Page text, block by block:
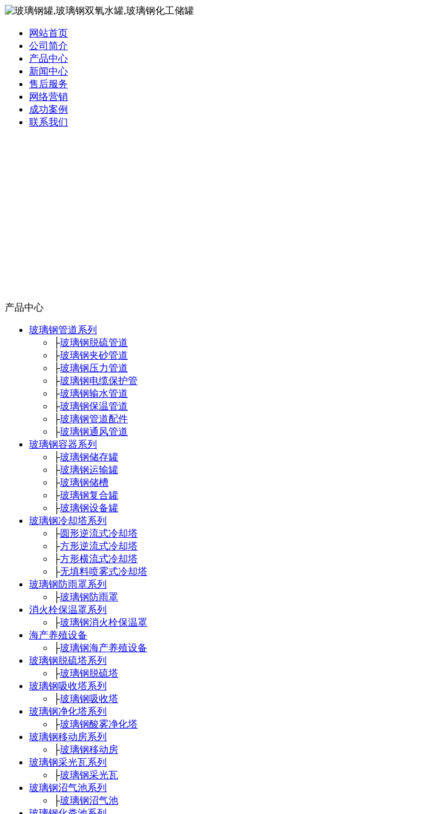
网站首页
公司简介
产品中心
新闻中心
售后服务
网络营销
成功案例
联系我们
产品中心
玻璃钢管道系列
├玻璃钢脱硫管道
├玻璃钢夹砂管道
├玻璃钢压力管道
├玻璃钢电缆保护管
├玻璃钢输水管道
├玻璃钢保温管道
├玻璃钢管道配件
├玻璃钢通风管道
玻璃钢容器系列
├玻璃钢储存罐
├玻璃钢运输罐
├玻璃钢储槽
├玻璃钢复合罐
├玻璃钢设备罐
玻璃钢冷却塔系列
├圆形逆流式冷却塔
├方形逆流式冷却塔
├方形横流式冷却塔
├无填料喷雾式冷却塔
玻璃钢防雨罩系列
├玻璃钢防雨罩
消火栓保温罩系列
├玻璃钢消火栓保温罩
海产养殖设备
├玻璃钢海产养殖设备
玻璃钢脱硫塔系列
├玻璃钢脱硫塔
玻璃钢吸收塔系列
├玻璃钢吸收塔
玻璃钢净化塔系列
├玻璃钢酸雾净化塔
玻璃钢移动房系列
├玻璃钢移动房
玻璃钢采光瓦系列
├玻璃钢采光瓦
玻璃钢沼气池系列
├玻璃钢沼气池